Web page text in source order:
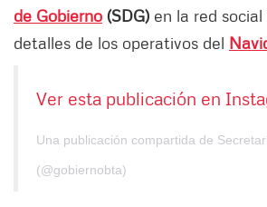
de Gobierno (SDG) en la red social
detalles de los operativos del
Ver esta publicación en
Una publicación compartida de
(@gobiernobta)